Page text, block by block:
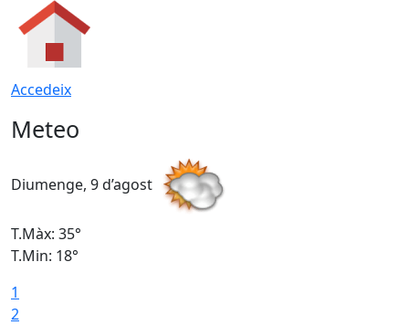
Accedeix
Meteo
Diumenge, 9 d’agost
T.Màx: 35°
T.Min: 18°
1
2